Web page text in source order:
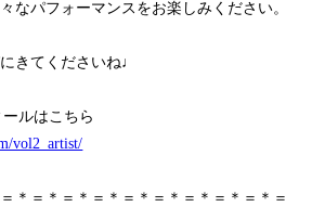
なパフォーマンスをお楽しみください。
きてくださいね♩
ルはこちら
vol2_artist/
＊＝＊＝＊＝＊＝＊＝＊＝＊＝＊＝＊＝